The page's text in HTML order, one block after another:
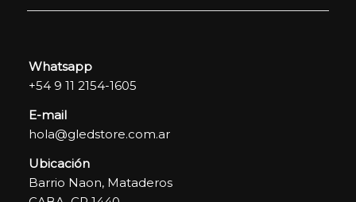
Whatsapp
+54 9 11 2154-1605
E-mail
hola@gledstore.com.ar
Ubicación
Barrio Naon, Mataderos